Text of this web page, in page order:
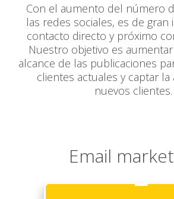
Con el aumento del número
las redes sociales, es de gran
contacto directo y próximo
Nuestro objetivo es
alcance de las publicaciones
clientes actuales y captar
nuevos clientes.
Email